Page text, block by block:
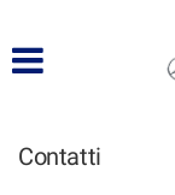
Contatti